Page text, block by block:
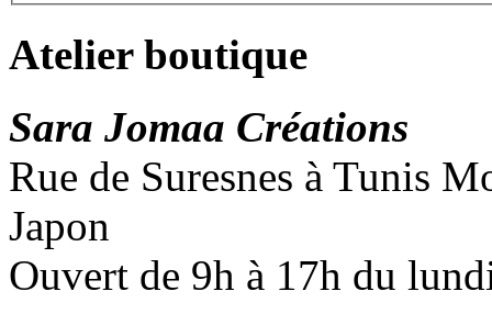
Atelier boutique
Sara Jomaa Créations
Rue de Suresnes à Tunis
Japon
Ouvert de 9h à 17h du